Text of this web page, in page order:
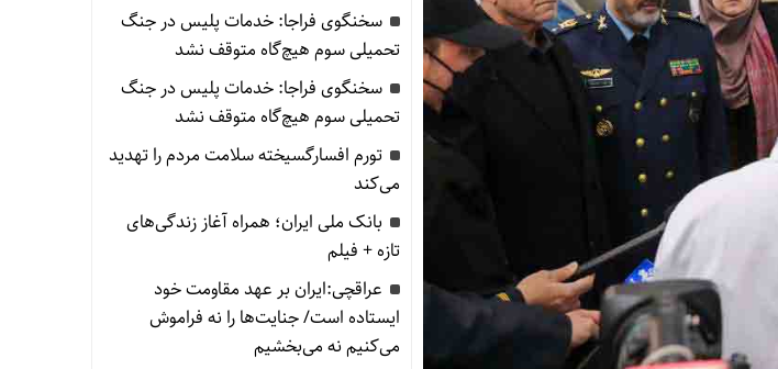
سخنگوی فراجا: خدمات پلیس در جنگ
تحمیلی سوم هیچ‌گاه متوقف نشد
سخنگوی فراجا: خدمات پلیس در جنگ
تحمیلی سوم هیچ‌گاه متوقف نشد
تورم افسارگسیخته سلامت مردم را تهدید
می‌کند
بانک ملی ایران؛ همراه آغاز زندگی‌های
تازه + فیلم
عراقچی:ایران بر عهد مقاومت خود
ایستاده است/ جنایت‌ها را نه فراموش
می‌کنیم نه می‌بخشیم